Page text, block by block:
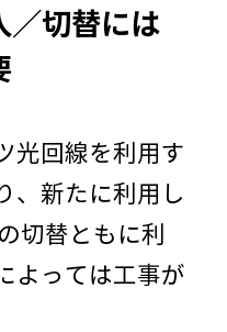
／切替には
光回線を利用す
、新たに利用し
切替ともに利
よっては工事が